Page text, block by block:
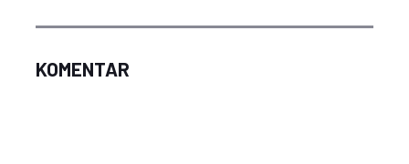
KOMENTAR